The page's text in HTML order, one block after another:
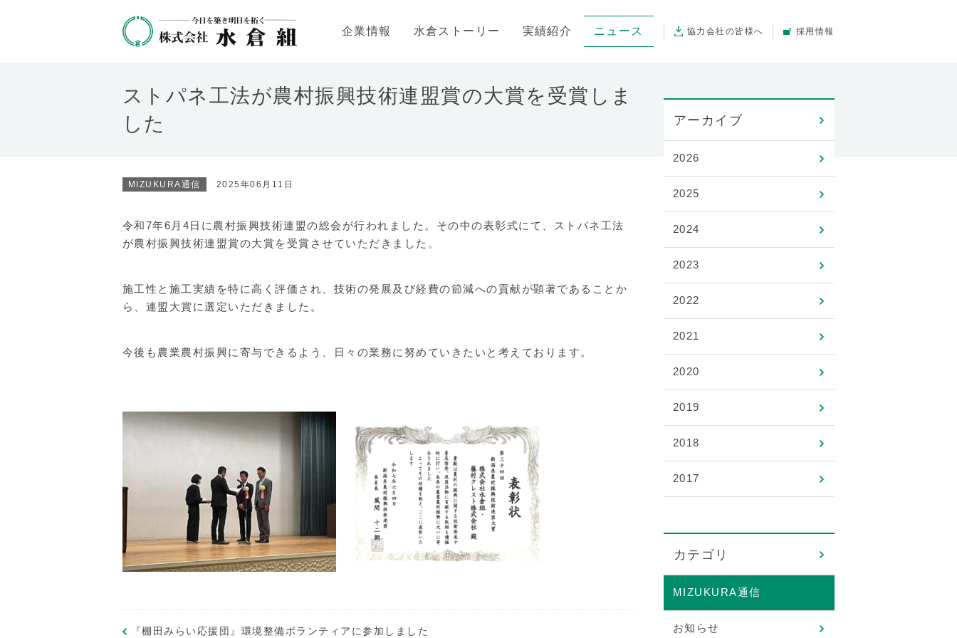
企業情報 水倉ストーリー 実績紹介 ニュース 協力会社の皆様へ 採用情報
ストパネ工法が農村振興技術連盟賞の大賞を受賞しま
した
MIZUKURA通信 2025年06月11日
令和7年6月4日に農村振興技術連盟の総会が行われました。その中の表彰式にて、ストパネ工法
が農村振興技術連盟賞の大賞を受賞させていただきました。
施工性と施工実績を特に高く評価され、技術の発展及び経費の節減への貢献が顕著であることか
ら、連盟大賞に選定いただきました。
今後も農業農村振興に寄与できるよう、日々の業務に努めていきたいと考えております。
『棚田みらい応援団』環境整備ボランティアに参加しました
アーカイブ
2026
2025
2024
2023
2022
2021
2020
2019
2018
2017
カテゴリ
MIZUKURA通信
お知らせ